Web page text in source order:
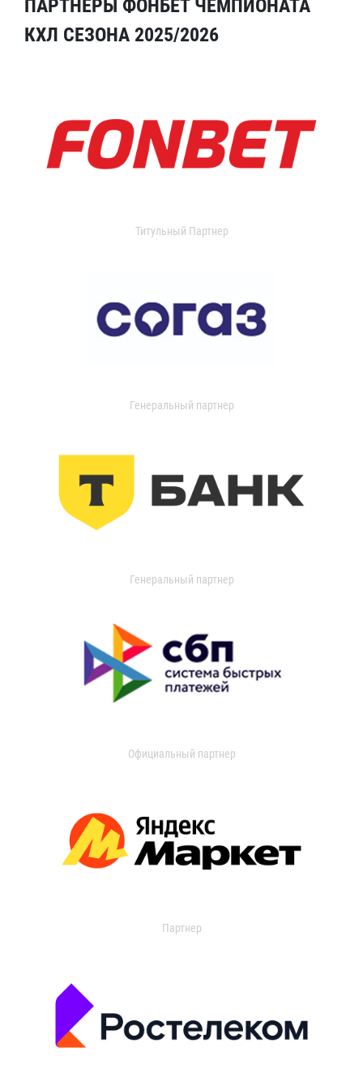
ПАРТНЕРЫ ФОНБЕТ ЧЕМПИОНАТА
КХЛ СЕЗОНА 2025/2026
Титульный Партнер
Генеральный партнер
Генеральный партнер
Официальный партнер
Партнер